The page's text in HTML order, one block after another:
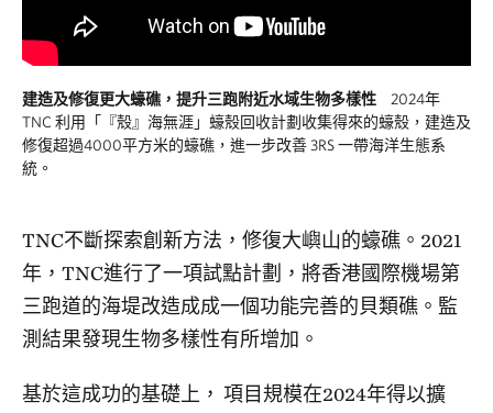
建造及修復更大蠔礁，提升三跑附近水域生物多樣性
2024年
TNC 利用「『殼』海無涯」蠔殼回收計劃收集得來的蠔殼，建造及
修復超過4000平方米的蠔礁，進一步改善 3RS 一帶海洋生態系
統。
TNC不斷探索創新方法，修復大嶼山的蠔礁。2021
年，TNC進行了一項試點計劃，將香港國際機場第
三跑道的海堤改造成成一個功能完善的貝類礁。監
測結果發現生物多樣性有所增加。
基於這成功的基礎上， 項目規模在2024年得以擴